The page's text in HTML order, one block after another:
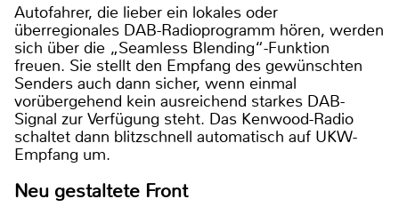
Autofahrer, die lieber ein lokales oder
überregionales DAB-Radioprogramm hören, werden
sich über die „Seamless Blending“-Funktion
freuen. Sie stellt den Empfang des gewünschten
Senders auch dann sicher, wenn einmal
vorübergehend kein ausreichend starkes DAB-
Signal zur Verfügung steht. Das Kenwood-Radio
schaltet dann blitzschnell automatisch auf UKW-
Empfang um.
Neu gestaltete Front